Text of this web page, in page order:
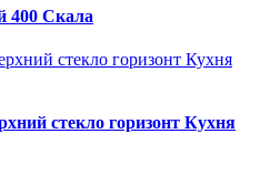
400 Скала
стекло горизонт Кухня